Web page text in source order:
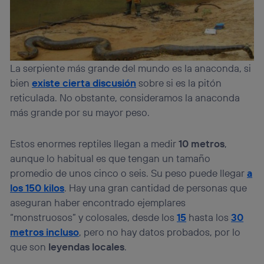
La serpiente más grande del mundo es la anaconda, si
bienexiste cierta discusión sobre si es la pitón
reticulada. No obstante, consideramos la anaconda
más grande por su mayor peso.
Estos enormes reptiles llegan a medir10 metros,
aunque lo habitual es que tengan un tamaño
promedio de unos cinco o seis. Su peso puede llegara
los 150 kilos. Hay una gran cantidad de personas que
aseguran haber encontrado ejemplares
“monstruosos” y colosales, desde los15 hasta los30
metros incluso, pero no hay datos probados, por lo
que son leyendas locales.
telecomunicaciones vinculada a la conexión que utilizas
(p. ej., número de teléfono móvil).
Este identificador se asigna a la conexión de internet, por
lo que cualquier persona que conecte su dispositivo y
consienta el uso de la tecnología recibirá el mismo
identificador. Típicamente:
Si utilizas unaconexión de banda ancha(p. ej., Wi-Fi),
el marketing o análisis se realizará en función de las
actividades de navegación de los miembros del hogar
que hayan dado su consentimiento.
personalizado, ya que se basará únicamente en la
navegación del usuario del móvil.
Puedes gestionar los consentimientos Utiq seleccionando
“Administrar Utiq” en la parte inferior de esta página web o
visitando el portal de privacidad de Utiq
(“consenthub”). Para más información, consulta
la política de privacidad de Utiq.